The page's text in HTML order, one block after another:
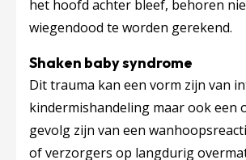
het hoofd achter bleef, behoren
wiegendood te worden gerekend.
Shaken baby syndrome
Dit trauma kan een vorm zijn van
kindermishandeling maar ook een
gevolg zijn van een
of verzorgers op langdurig